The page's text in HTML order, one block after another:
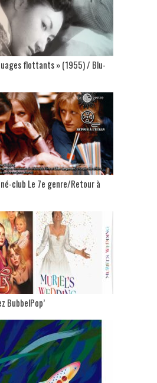
flottants » (1955) / Blu-
club Le 7e genre/Retour à
BubbelPop’